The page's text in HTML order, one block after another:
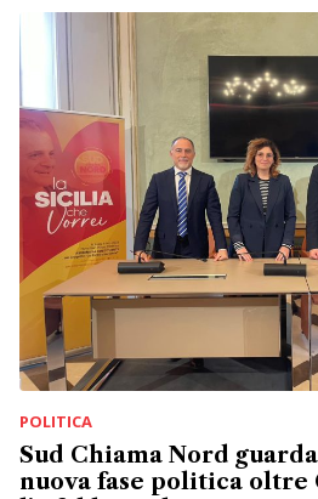
POLITICA
Sud Chiama Nord
nuova fase politica oltre